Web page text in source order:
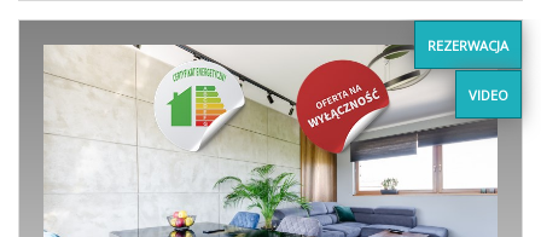
REZERWACJA
VIDEO